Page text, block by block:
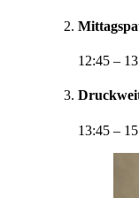
12:45 –
13:45 –